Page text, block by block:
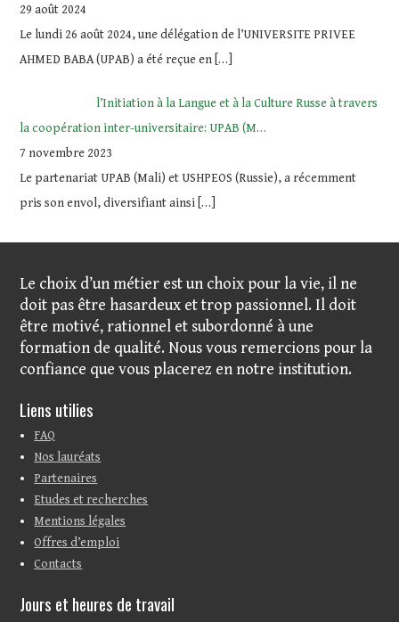
29 août 2024
Le lundi 26 août 2024, une délégation de l’UNIVERSITE PRIVEE
AHMED BABA (UPAB) a été reçue en […]
l’Initiation à la Langue et à la Culture Russe à travers
la coopération inter-universitaire: UPAB (M…
7 novembre 2023
Le partenariat UPAB (Mali) et USHPEOS (Russie), a récemment
pris son envol, diversifiant ainsi […]
Le choix d’un métier est un choix pour la vie, il ne
doit pas être hasardeux et trop passionnel. Il doit
être motivé, rationnel et subordonné à une
formation de qualité. Nous vous remercions pour la
confiance que vous placerez en notre institution.
Liens utilies
FAQ
Nos lauréats
Partenaires
Etudes et recherches
Mentions légales
Offres d’emploi
Contacts
Jours et heures de travail